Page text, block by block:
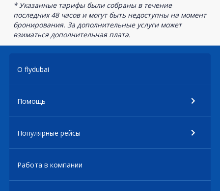
* Указанные тарифы были собраны в течение
последних 48 часов и могут быть недоступны на момент
бронирования. За дополнительные услуги может
взиматься дополнительная плата.
О flydubai
Помощь
Популярные рейсы
Работа в компании